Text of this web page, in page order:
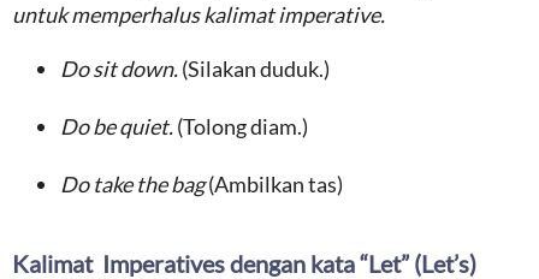
untuk memperhalus kalimat imperative.
Do sit down.(Silakan duduk.)
Do be quiet.(Tolong diam.)
Do take the bag(Ambilkan tas)
Kalimat Imperatives dengan kata “Let” (Let’s)